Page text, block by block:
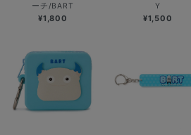
ーチ/BART
¥1,800
Y
¥1,500